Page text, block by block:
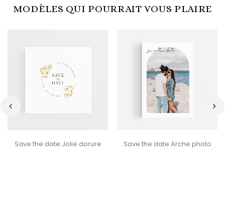
MODÈLES QUI POURRAIT VOUS PLAIRE
Save the date Jolie dorure Save the date Arche photo